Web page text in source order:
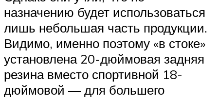
назначению будет использоваться
лишь небольшая часть продукции.
Видимо, именно поэтому «в стоке»
установлена 20-дюймовая задняя
резина вместо спортивной 18-
дюймовой — для большего